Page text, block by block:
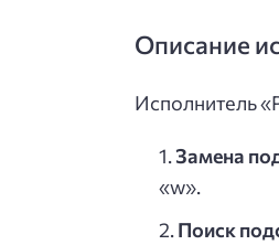
Описание
Исполнитель
Замена
«w».
Поиск